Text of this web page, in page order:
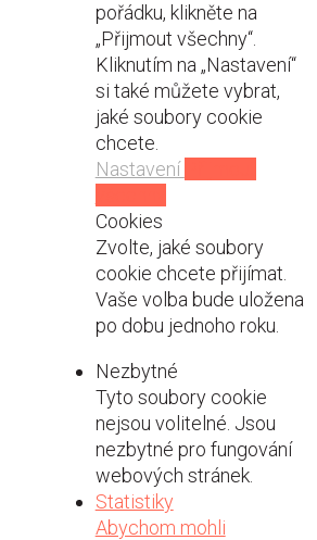
pořádku, klikněte na
„Přijmout všechny“.
Kliknutím na „Nastavení“
si také můžete vybrat,
jaké soubory cookie
chcete.
Nastavení
Cookies
Zvolte, jaké soubory
cookie chcete přijímat.
Vaše volba bude uložena
po dobu jednoho roku.
Nezbytné
Tyto soubory cookie
nejsou volitelné. Jsou
nezbytné pro fungování
webových stránek.
Statistiky
Abychom mohli